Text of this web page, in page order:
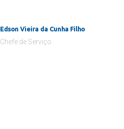
Edson Vieira da Cunha Filho
Chefe de Serviço